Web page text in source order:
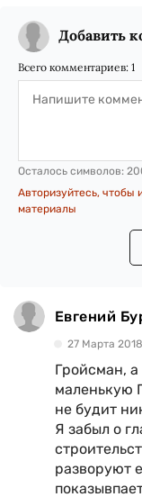
Добавить
Всего комментариев: 1
Осталось символов:
Авторизуйтесь, чтобы
материалы
Евгений
27 Марта
Гройсман,
маленькую
не будит
Я забыл о
разворуют